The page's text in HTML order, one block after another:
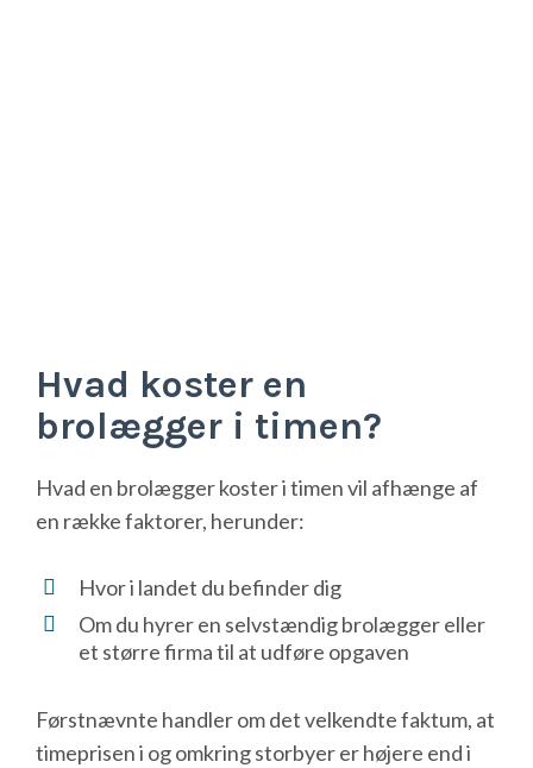
Hvad koster en
brolægger i timen?
Hvad en brolægger koster i timen vil afhænge af
en række faktorer, herunder:
Hvor i landet du befinder dig
Om du hyrer en selvstændig brolægger eller
et større firma til at udføre opgaven
Førstnævnte handler om det velkendte faktum, at
timeprisen i og omkring storbyer er højere end i